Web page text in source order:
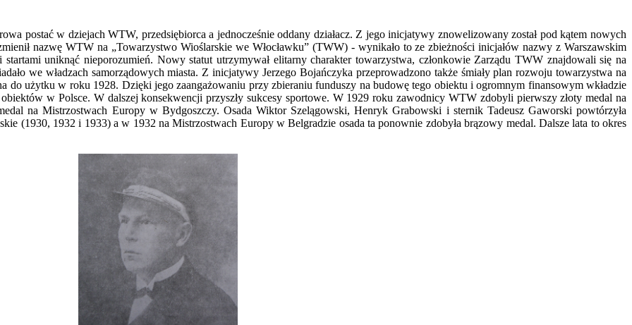
postać w dziejach WTW, przedsiębiorca a jednocześnie oddany działacz. Z jego inicjatywy znowelizowany został pod kątem nowych
nazwę WTW na „Towarzystwo Wioślarskie we Włocławku” (TWW) - wynikało to ze zbieżności inicjałów nazwyz Warszawskim
uniknąć nieporozumień. Nowy statut utrzymywał elitarny charakter towarzystwa, członkowie Zarządu TWW znajdowali się na
we władzach samorządowych miasta. Z inicjatywy Jerzego Bojańczyka przeprowadzono także śmiały plan rozwoju towarzystwa na
do użytku w roku 1928. Dzięki jego zaangażowaniu przy zbieraniu funduszy na budowę tego obiektu i ogromnym finansowym wkładzie
w Polsce. W dalszej konsekwencji przyszły sukcesy sportowe. W 1929 roku zawodnicy WTW zdobyli pierwszy złoty medal na
na Mistrzostwach Europy w Bydgoszczy. Osada Wiktor Szelągowski, Henryk Grabowski i sternik Tadeusz Gaworski powtórzyła
(1930, 1932 i 1933) a w 1932 na Mistrzostwach Europy w Belgradzie osada ta ponownie zdobyła brązowy medal. Dalsze lata to okres